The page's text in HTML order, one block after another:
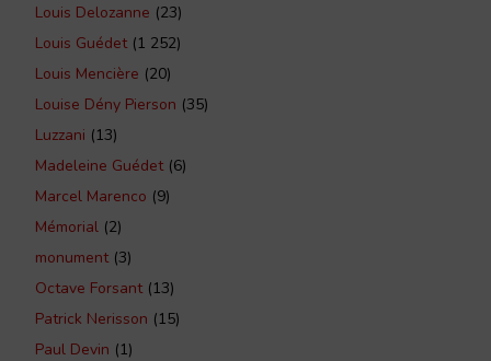
Louis Delozanne (23)
Louis Guédet(1 252)
Louis Mencière (20)
Louise Dény Pierson (35)
Luzzani (13)
Madeleine Guédet(6)
Marcel Marenco (9)
Mémorial (2)
monument(3)
Octave Forsant(13)
Patrick Nerisson (15)
Paul Devin (1)